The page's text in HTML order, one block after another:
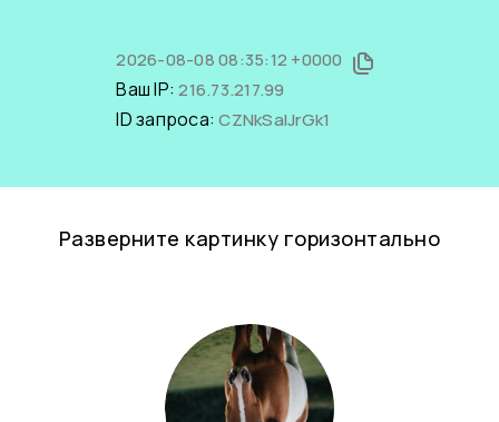
2026-08-08 08:35:12 +0000
Ваш IP:216.73.217.99
ID запроса:CZNkSaIJrGk1
Разверните картинку горизонтально